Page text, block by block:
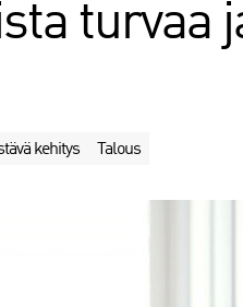
turvaa
kehitys Talous